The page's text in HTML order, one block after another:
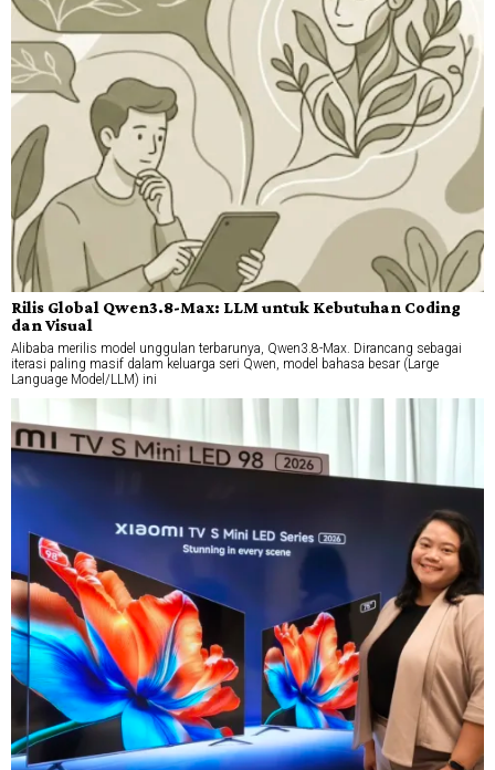
Rilis Global Qwen3.8-Max: LLM untuk Kebutuhan Coding
dan Visual
Alibaba merilis model unggulan terbarunya, Qwen3.8-Max. Dirancang sebagai
iterasi paling masif dalam keluarga seri Qwen, model bahasa besar (Large
Language Model/LLM) ini